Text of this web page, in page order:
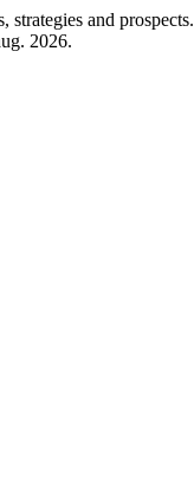
and prospects.
2026.